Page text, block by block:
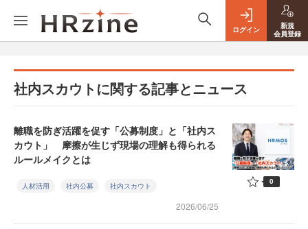
ログイン
新規
会員登録
社内スカウトに関する記事とニュース
離職を防ぎ活躍を促す「公募制度」と「社内ス
カウト」 摩擦が生じず現場の理解も得られる
ルールメイクとは
人材活用 社内公募 社内スカウト
2026/06/25
0